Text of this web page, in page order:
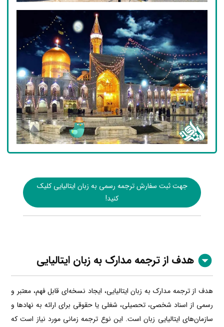
جهت ثبت سفارش ترجمه رسمی به زبان ایتالیایی کلیک
کنید!
هدف از ترجمه مدارک به زبان ایتالیایی
هدف از ترجمه مدارک به زبان ایتالیایی، ایجاد نسخه‌ای قابل فهم، معتبر و
رسمی از اسناد شخصی، تحصیلی، شغلی یا حقوقی برای ارائه به نهادها و
سازمان‌های ایتالیایی زبان است. این نوع ترجمه زمانی مورد نیاز است که